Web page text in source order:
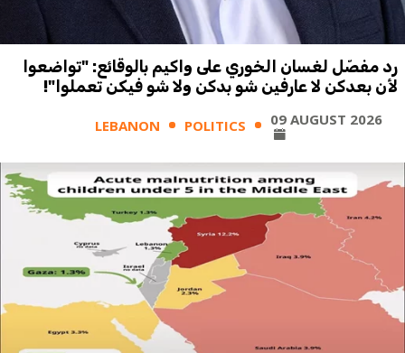
رد مفصّل لغسان الخوري على واكيم بالوقائع: "تواضعوا
لأن بعدكن لا عارفين شو بدكن ولا شو فيكن تعملوا"!
LEBANON POLITICS 09 AUGUST 2026